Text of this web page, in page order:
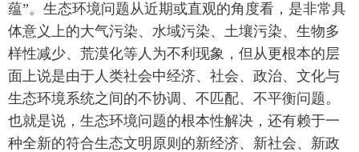
蕴”。生态环境问题从近期或直观的角度看，是非常具
体意义上的大气污染、水域污染、土壤污染、生物多
样性减少、荒漠化等人为不利现象，但从更根本的层
面上说是由于人类社会中经济、社会、政治、文化与
生态环境系统之间的不协调、不匹配、不平衡问题。
也就是说，生态环境问题的根本性解决，还有赖于一
种全新的符合生态文明原则的新经济、新社会、新政